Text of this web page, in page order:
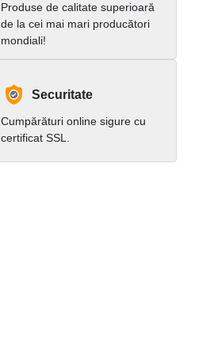
Produse de calitate superioară
de la cei mai mari producători
mondiali!
Securitate
Cumpărături online sigure cu
certificat SSL.